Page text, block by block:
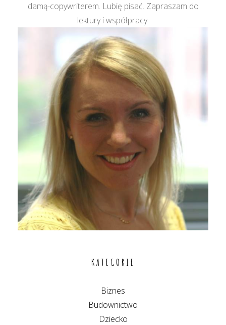
damą-copywriterem. Lubię pisać. Zapraszam do
lektury i współpracy.
KATEGORIE
Biznes
Budownictwo
Dziecko